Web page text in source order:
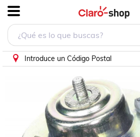
Introduce un Código Postal